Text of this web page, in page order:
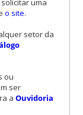
solicitar uma
o site.
setor da
ou
ser
a Ouvidoria